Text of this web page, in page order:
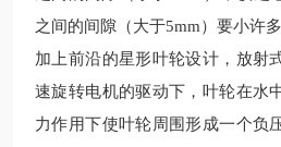
之间的间隙（大于5mm）要小许多
加上前沿的星形叶轮设计，放射
速旋转电机的驱动下，叶轮在水
力作用下使叶轮周围形成一个负